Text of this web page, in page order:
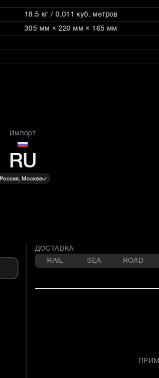
18.5 кг / 0.011 куб. метров
305 мм × 220 мм × 165 мм
Импорт
RU
Россия, Москва
ДОСТАВКА
RAIL
SEA ROAD